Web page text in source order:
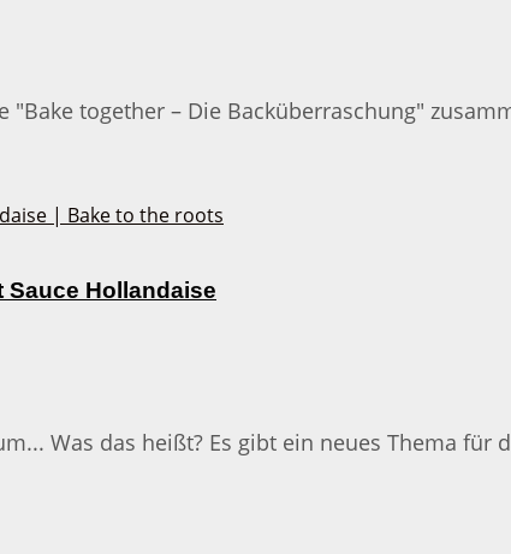
"Bake together – Die Backüberraschung"
Hollandaise
Was das heißt? Es gibt ein neues Thema für